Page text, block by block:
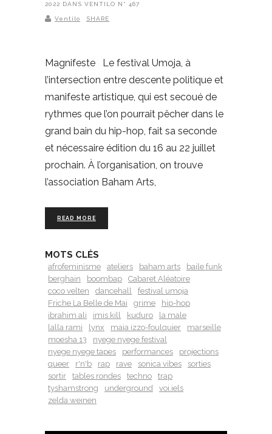
2022 DANS VENTILO N° 467
Ventilo SHARE
Magnifeste Le festival Umoja, à
l’intersection entre descente politique et
manifeste artistique, qui est secoué de
rythmes que l’on pourrait pêcher dans le
grand bain du hip-hop, fait sa seconde
et nécessaire édition du 16 au 22 juillet
prochain. À l’organisation, on trouve
l’association Baham Arts,
READ MORE
MOTS CLÉS
afrofeminisme ateliers baham arts
baile funk
berghain
boombap
Cabaret Aléatoire
coco velten
dancehall
festival umoja
Friche La Belle de Mai
grime
hip-hop
ibrahim ali
imis kill kuduro
la male
lalla rami
lynx maia izzo-foulquier
marseille
moesha 13
nyege nyege festival
nyege nyege tapes
performances
projections
queer
r'n'b rap rave sonica vibes
sorties
sortir
tables rondes techno
trap
tyshamstrong
underground
voi.iels
zelda weinen